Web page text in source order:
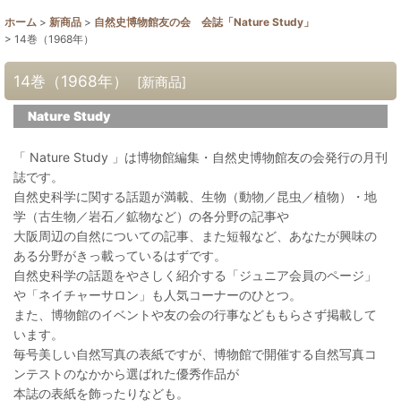
ホーム > 新商品 > 自然史博物館友の会 会誌「Nature Study」
> 14巻（1968年）
14巻（1968年） [新商品]
Nature Study
「 Nature Study 」は博物館編集・自然史博物館友の会発行の月刊
誌です。
自然史科学に関する話題が満載、生物（動物／昆虫／植物）・地
学（古生物／岩石／鉱物など）の各分野の記事や
大阪周辺の自然についての記事、また短報など、あなたが興味の
ある分野がきっ載っているはずです。
自然史科学の話題をやさしく紹介する「ジュニア会員のページ」
や「ネイチャーサロン」も人気コーナーのひとつ。
また、博物館のイベントや友の会の行事などももらさず掲載して
います。
毎号美しい自然写真の表紙ですが、博物館で開催する自然写真コ
ンテストのなかから選ばれた優秀作品が
本誌の表紙を飾ったりなども。